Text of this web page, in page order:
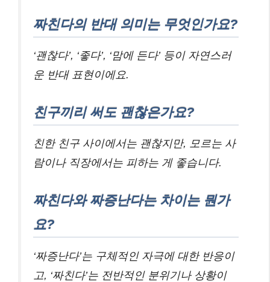
짜친다의 반대 의미는 무엇인가요?
‘괜찮다’, ‘좋다’, ‘맘에 든다’ 등이 자연스러
운 반대 표현이에요.
친구끼리 써도 괜찮은가요?
친한 친구 사이에서는 괜찮지만, 모르는 사
람이나 직장에서는 피하는 게 좋습니다.
짜친다와 짜증난다는 차이는 뭔가
요?
‘짜증난다’는 구체적인 자극에 대한 반응이
고, ‘짜친다’는 전반적인 분위기나 상황이